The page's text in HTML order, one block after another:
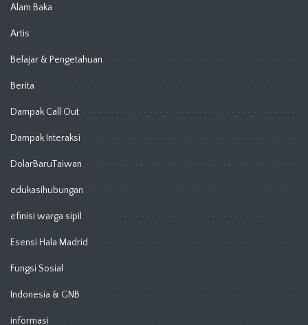
Alam Baka
Artis
Belajar & Pengetahuan
Berita
Dampak Call Out
Dampak Interaksi
DolarBaruTaiwan
edukasihubungan
efinisi warga sipil
Esensi Hala Madrid
Fungsi Sosial
Indonesia & GNB
informasi